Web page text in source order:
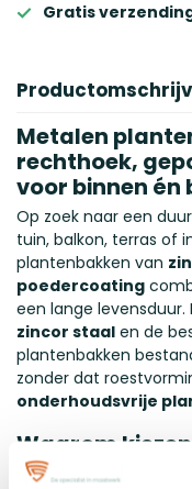
Gratis
Metalen
rechthoek,
voor binnen én
Op zoek naar een
tuin, balkon, terras of
plantenbakken van
poedercoating
een lange levensduur.
zincor staal en de
plantenbakken
zonder dat
onderhoudsvrije
Waarom
plantenbak?